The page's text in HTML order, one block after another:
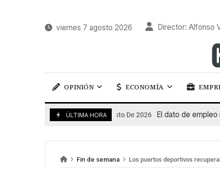
viernes 7 agosto 2026 Director: Alfonso
OPINIÓN ECONOMÍA
ÚLTIMA HORA
7 De Agosto De 2026 El dato de empleo
Fin de semana Los puertos deportivos